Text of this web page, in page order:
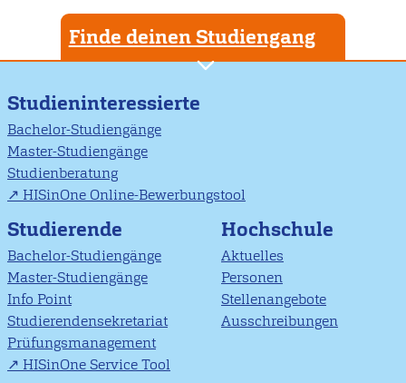
Finde deinen Studiengang
Studieninteressierte
Bachelor-Studiengänge
Master-Studiengänge
Studienberatung
HISinOne Online-Bewerbungstool
Studierende
Bachelor-Studiengänge
Master-Studiengänge
Info Point
Studierendensekretariat
Prüfungsmanagement
HISinOne Service Tool
Hochschule
Aktuelles
Personen
Stellenangebote
Ausschreibungen